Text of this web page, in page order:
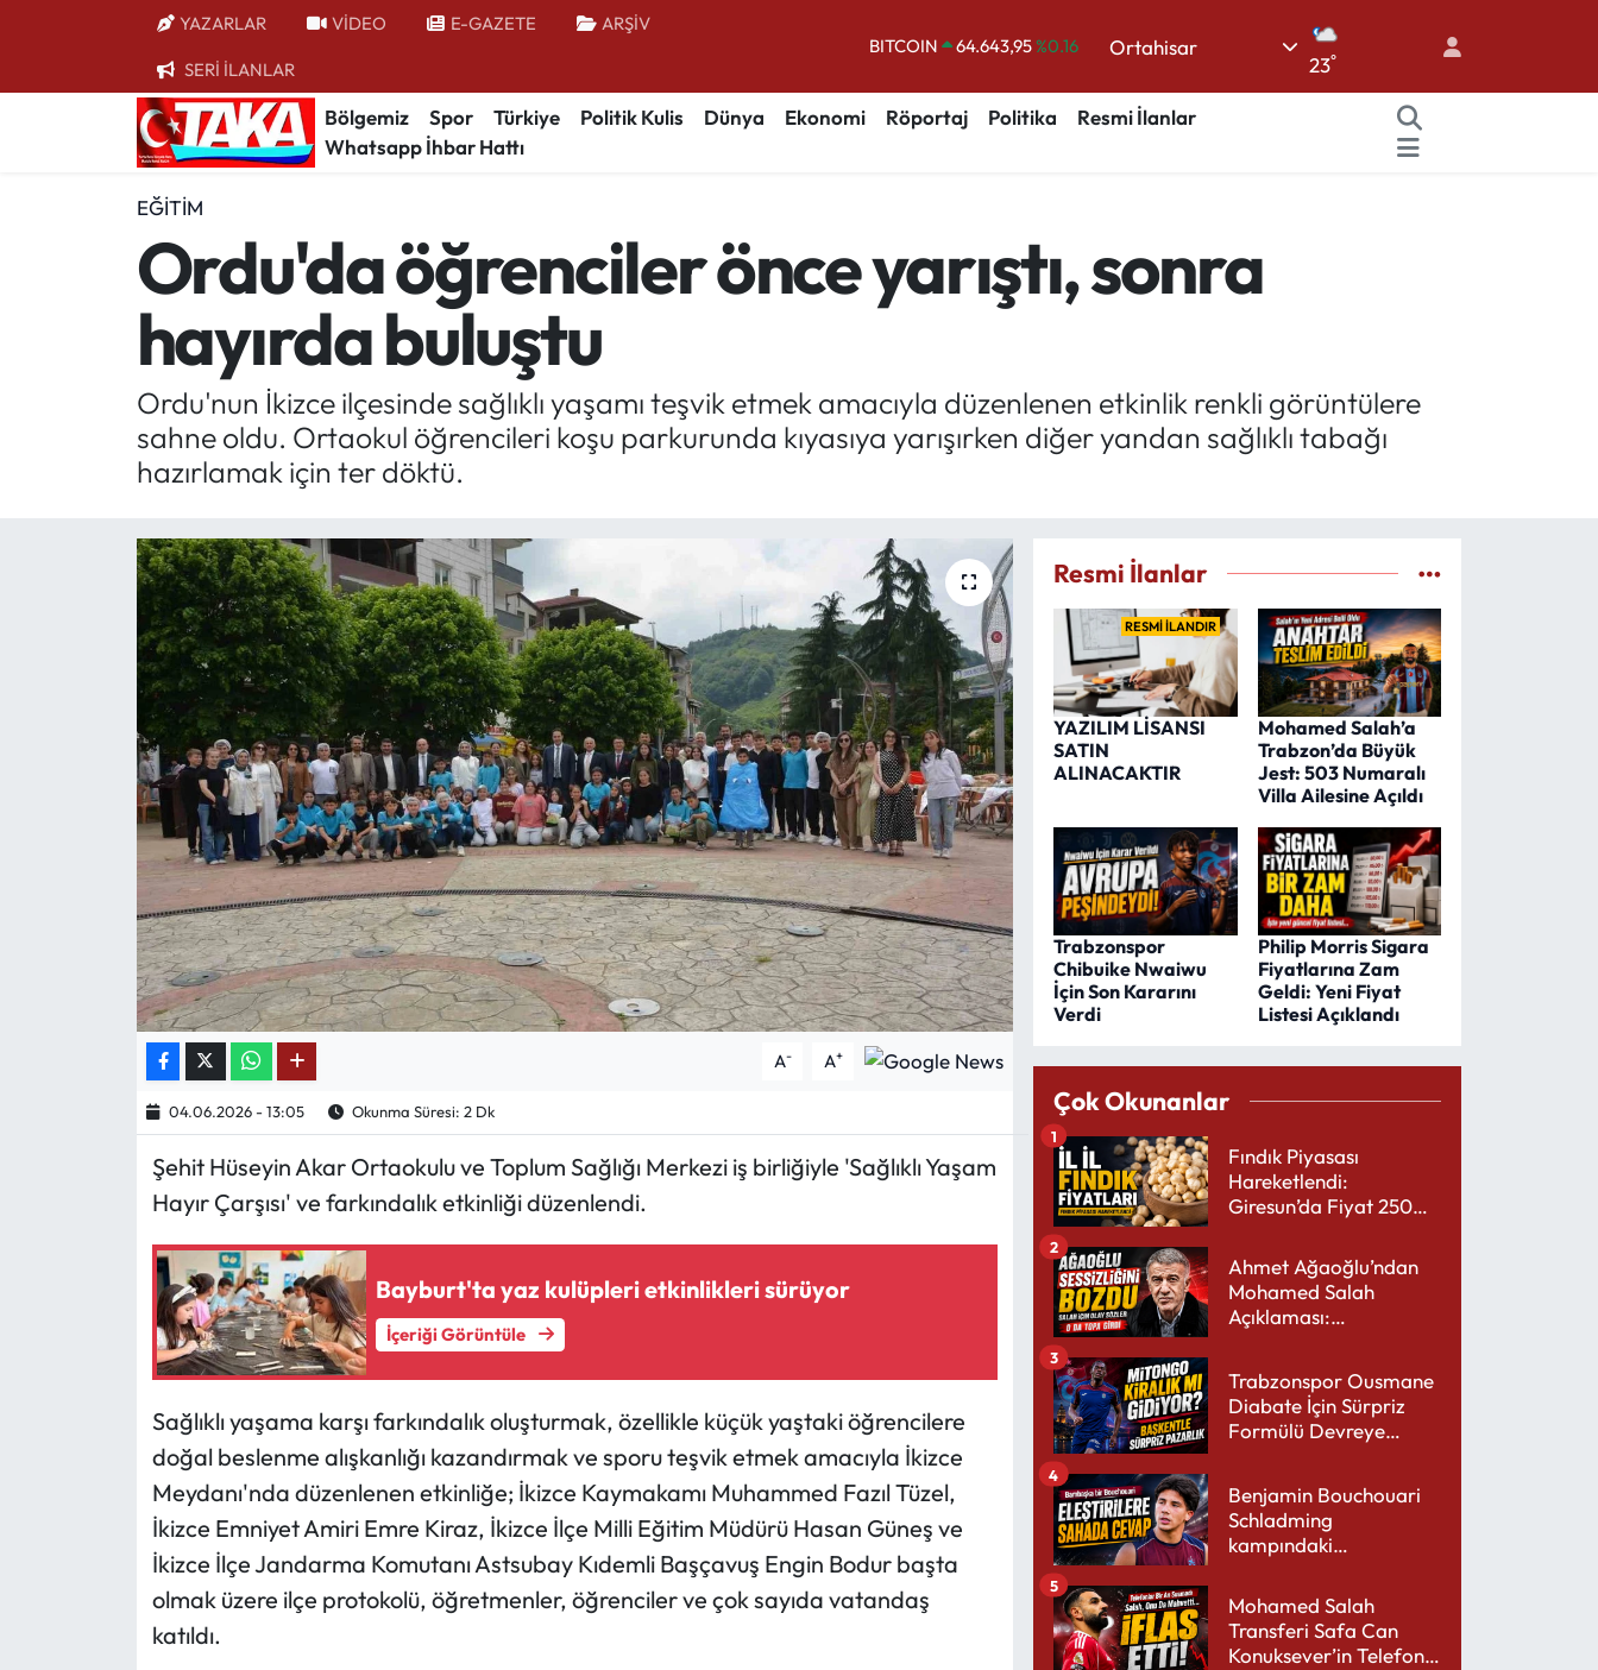
YAZARLAR VİDEO E-GAZETE ARŞİV
SERİ İLANLAR
DOLAR 47,6704%0
EURO
55,0406%-0.08
STERLİN
Ortahisar
23°
Bölgemiz Spor Türkiye Politik Kulis Dünya Ekonomi Röportaj Politika
Resmi İlanlar
Whatsapp İhbar Hattı
EĞITIM
Ordu'da öğrenciler önce yarıştı, sonra
hayırda buluştu
Ordu'nun İkizce ilçesinde sağlıklı yaşamı teşvik etmek amacıyla düzenlenen etkinlik renkli görüntülere
sahne oldu. Ortaokul öğrencileri koşu parkurunda kıyasıya yarışırken diğer yandan sağlıklı tabağı
hazırlamak için ter döktü.
A- A+
04.06.2026 - 13:05 Okunma Süresi: 2 Dk
Şehit Hüseyin Akar Ortaokulu ve Toplum Sağlığı Merkezi iş birliğiyle 'Sağlıklı Yaşam
Hayır Çarşısı' ve farkındalık etkinliği düzenlendi.
Bayburt'ta yaz kulüpleri etkinlikleri sürüyor
İçeriği Görüntüle
Sağlıklı yaşama karşı farkındalık oluşturmak, özellikle küçük yaştaki öğrencilere
doğal beslenme alışkanlığı kazandırmak ve sporu teşvik etmek amacıyla İkizce
Meydanı'nda düzenlenen etkinliğe; İkizce Kaymakamı Muhammed Fazıl Tüzel,
İkizce Emniyet Amiri Emre Kiraz, İkizce İlçe Milli Eğitim Müdürü Hasan Güneş ve
İkizce İlçe Jandarma Komutanı Astsubay Kıdemli Başçavuş Engin Bodur başta
olmak üzere ilçe protokolü, öğretmenler, öğrenciler ve çok sayıda vatandaş
katıldı.
Resmi İlanlar
RESMİ İLANDIR
YAZILIM LİSANSI
SATIN
ALINACAKTIR
Mohamed Salah’a
Trabzon’da Büyük
Jest: 503 Numaralı
Villa Ailesine Açıldı
Trabzonspor
Chibuike Nwaiwu
İçin Son Kararını
Verdi
Philip Morris Sigara
Fiyatlarına Zam
Geldi: Yeni Fiyat
Listesi Açıklandı
Çok Okunanlar
Fındık Piyasası
Hareketlendi:
Giresun’da Fiyat 250
1
Ahmet Ağaoğlu’ndan
Mohamed Salah
Açıklaması:
Yakışır
2
Trabzonspor Ousmane
Diabate İçin Sürpriz
Formülü Devreye
3
Benjamin Bouchouari
Schladming
kampındaki
4
Mohamed Salah
Transferi Safa Can
Konuksever’in Telefon
5
Bölgemiz
Kültür/Sanat
Politik Kulis
Mektup Galeri
Röportaj
Köşe Yazıları
Karikatür Galeri
ASTROLOJİ
Spor Yazıları
Mektup Galeri
Ekonomi
Trabzon Nöbetçi Eczaneler
Trabzon Hava Durumu
Trabzon Trafik Yoğunluk Haritası
Süper Lig Puan Durumu ve Fikstür
Tüm Manşetler
Son Dakika Haberleri
Haber Arşivi